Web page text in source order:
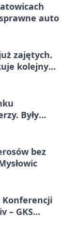
auto
zajętych.
kolejny
Były
bez
Konferencji
– GKS